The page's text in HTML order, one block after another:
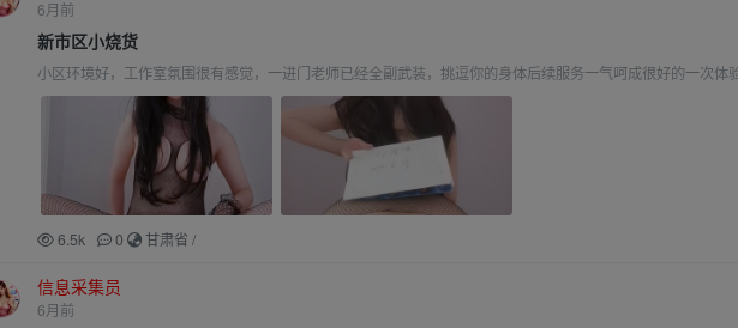
6月前
新市区小烧货
小区环境好，工作室氛围很有感觉，一进门老师已经全副武装，挑逗你的身体后续服务一气呵成很好的一次体验
6.5k 0 甘肃省/
信息采集员
6月前